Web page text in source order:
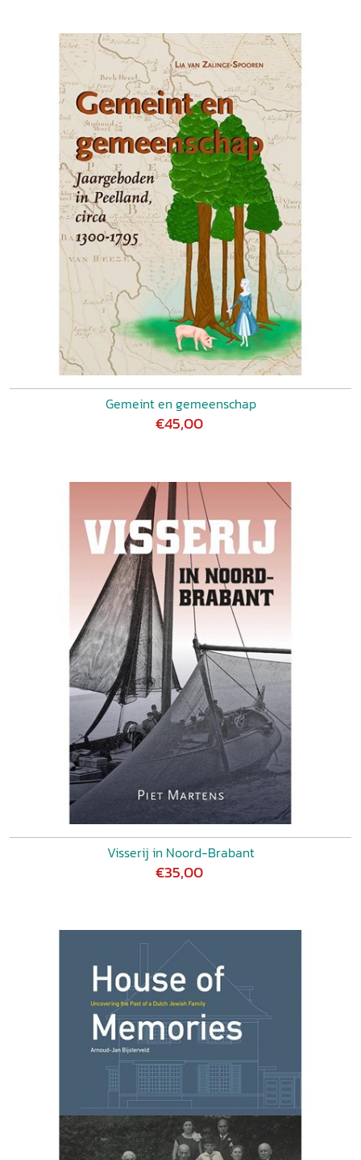
Gemeint en gemeenschap
€45,00
Visserij in Noord-Brabant
€35,00